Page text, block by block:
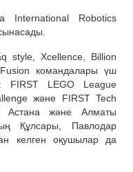
International Robotics
style, Xcellence, Billion
командалары үш
FIRST LEGO League
және FIRST Tech
Астана және Алматы
Құлсары, Павлодар
келген оқушылар да